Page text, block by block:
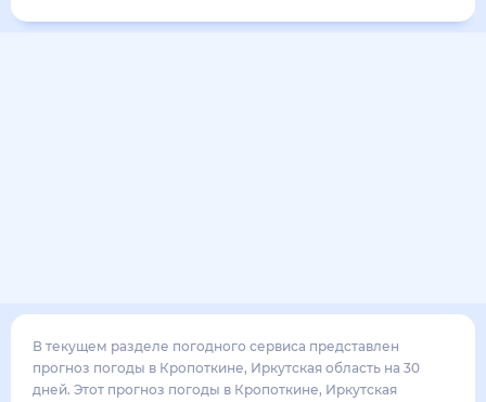
В текущем разделе погодного сервиса представлен
прогноз погоды в Кропоткине, Иркутская область на 30
дней. Этот прогноз погоды в Кропоткине, Иркутская